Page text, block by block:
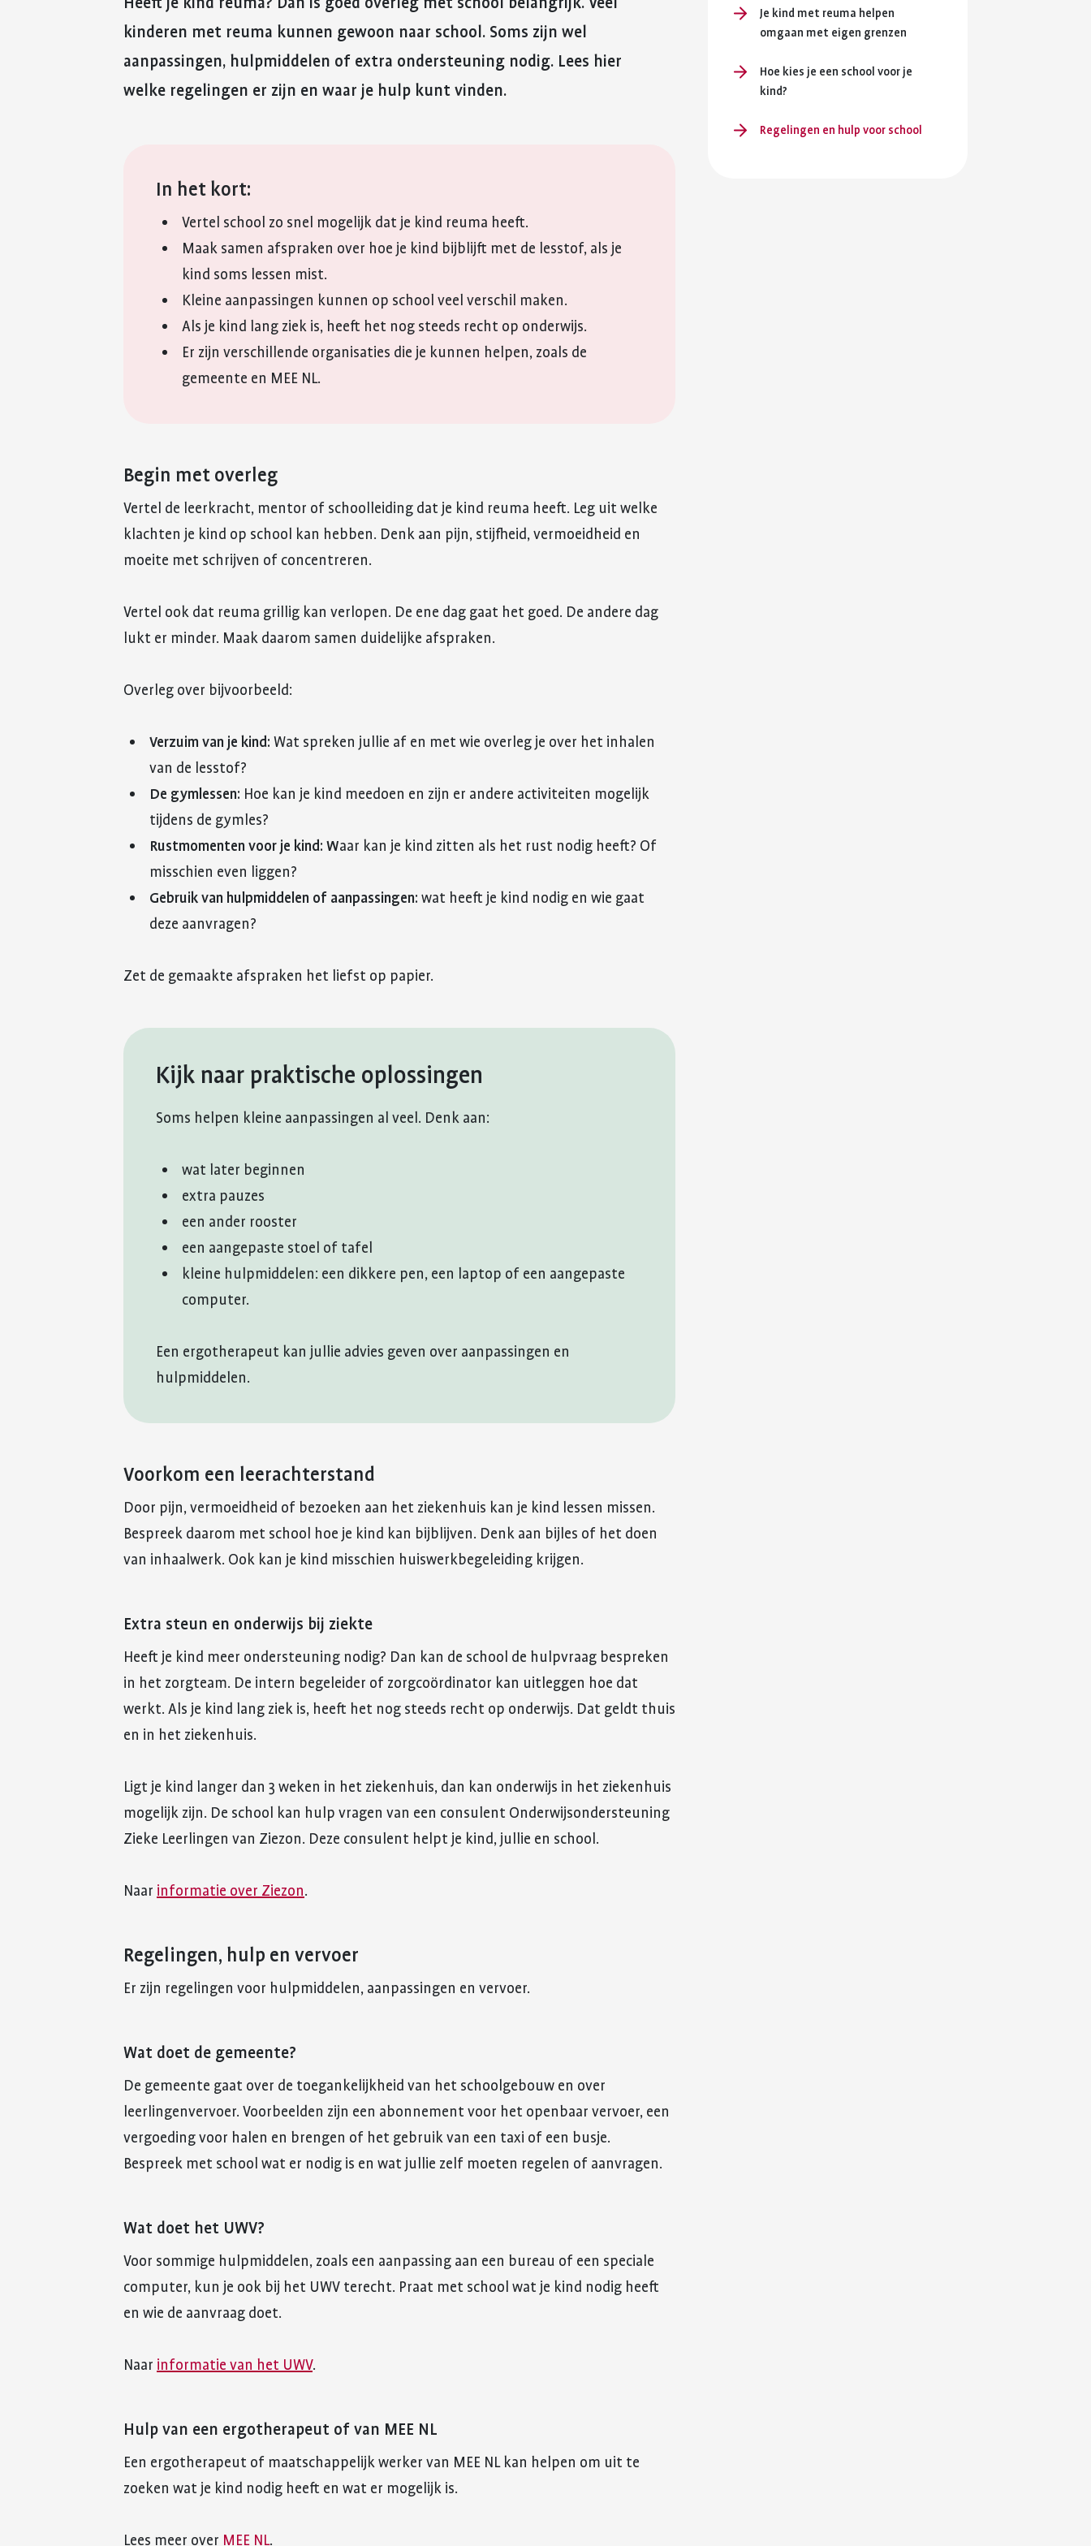
gaan.
Meer over de eerste
Kinderwens en zwangerschap
Zorgen voor een ander met reuma
weerstand te versterken.
E-mail
kinderen met reuma kunnen gewoon naar school. Soms zijn wel
aanpassingen, hulpmiddelen of extra ondersteuning nodig. Lees hier
welke regelingen er zijn en waar je hulp kunt vinden.
In het kort:
Vertel school zo snel mogelijk dat je kind reuma heeft.
Maak samen afspraken over hoe je kind bijblijft met de lesstof, als je
kind soms lessen mist.
Kleine aanpassingen kunnen op school veel verschil maken.
Als je kind lang ziek is, heeft het nog steeds recht op onderwijs.
Er zijn verschillende organisaties die je kunnen helpen, zoals de
gemeente en MEE NL.
Begin met overleg
Vertel de leerkracht, mentor of schoolleiding dat je kind reuma heeft. Leg uit welke
klachten je kind op school kan hebben. Denk aan pijn, stijfheid, vermoeidheid en
moeite met schrijven of concentreren.
Vertel ook dat reuma grillig kan verlopen. De ene dag gaat het goed. De andere dag
lukt er minder. Maak daarom samen duidelijke afspraken.
Overleg over bijvoorbeeld:
Verzuim van je kind: Wat spreken jullie af en met wie overleg je over het inhalen
van de lesstof?
De gymlessen: Hoe kan je kind meedoen en zijn er andere activiteiten mogelijk
tijdens de gymles?
Rustmomenten voor je kind: Waar kan je kind zitten als het rust nodig heeft? Of
misschien even liggen?
Gebruik van hulpmiddelen of aanpassingen: wat heeft je kind nodig en wie gaat
deze aanvragen?
Zet de gemaakte afspraken het liefst op papier.
Kijk naar praktische oplossingen
Soms helpen kleine aanpassingen al veel. Denk aan:
wat later beginnen
extra pauzes
een ander rooster
een aangepaste stoel of tafel
kleine hulpmiddelen: een dikkere pen, een laptop of een aangepaste
computer.
Een ergotherapeut kan jullie advies geven over aanpassingen en
hulpmiddelen.
Voorkom een leerachterstand
Door pijn, vermoeidheid of bezoeken aan het ziekenhuis kan je kind lessen missen.
Bespreek daarom met school hoe je kind kan bijblijven. Denk aan bijles of het doen
van inhaalwerk. Ook kan je kind misschien huiswerkbegeleiding krijgen.
Extra steun en onderwijs bij ziekte
Heeft je kind meer ondersteuning nodig? Dan kan de school de hulpvraag bespreken
in het zorgteam. De intern begeleider of zorgcoördinator kan uitleggen hoe dat
werkt. Als je kind lang ziek is, heeft het nog steeds recht op onderwijs. Dat geldt thuis
en in het ziekenhuis.
Ligt je kind langer dan 3 weken in het ziekenhuis, dan kan onderwijs in het ziekenhuis
mogelijk zijn. De school kan hulp vragen van een consulent Onderwijsondersteuning
Zieke Leerlingen van Ziezon. Deze consulent helpt je kind, jullie en school.
Naar informatie over Ziezon.
Regelingen, hulp en vervoer
Er zijn regelingen voor hulpmiddelen, aanpassingen en vervoer.
Wat doet de gemeente?
De gemeente gaat over de toegankelijkheid van het schoolgebouw en over
leerlingenvervoer. Voorbeelden zijn een abonnement voor het openbaar vervoer, een
vergoeding voor halen en brengen of het gebruik van een taxi of een busje.
Bespreek met school wat er nodig is en wat jullie zelf moeten regelen of aanvragen.
Wat doet het UWV?
Voor sommige hulpmiddelen, zoals een aanpassing aan een bureau of een speciale
computer, kun je ook bij het UWV terecht. Praat met school wat je kind nodig heeft
en wie de aanvraag doet.
Naar informatie van het UWV.
Hulp van een ergotherapeut of van MEE NL
Een ergotherapeut of maatschappelijk werker van MEE NL kan helpen om uit te
zoeken wat je kind nodig heeft en wat er mogelijk is.
Lees meer over MEE NL.
Je kind met reuma helpen
omgaan met eigen grenzen
Hoe kies je een school voor je
kind?
Regelingen en hulp voor school